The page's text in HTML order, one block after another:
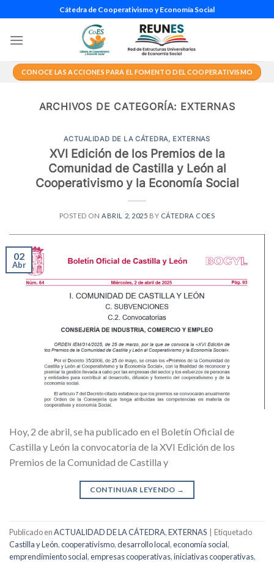
al
contenido
Cátedra de Cooperativismo y Economía Social
CONOCE LAS ACCIONES PARA EL FOMENTO DEL COOPERATIVISMO
ARCHIVOS DE CATEGORÍA: EXTERNAS
ACTUALIDAD DE LA CÁTEDRA, EXTERNAS
XVI Edición de los Premios de la
Comunidad de Castilla y León al
Cooperativismo y la Economía Social
POSTED ON ABRIL 2, 2025 BY CÁTEDRA COES
02
Abr
Hoy, 2 de abril, se ha publicado en el Boletín Oficial de
Castilla y León la convocatoria de la XVI Edición de los
Premios de la Comunidad de Castilla y
CONTINUAR LEYENDO →
Publicado enACTUALIDAD DE LA CÁTEDRA,EXTERNAS
Etiquetado
Castilla y León,cooperativismo,desarrollo local,economía social,
emprendimiento social,empresas cooperativas,iniciativas cooperativas,